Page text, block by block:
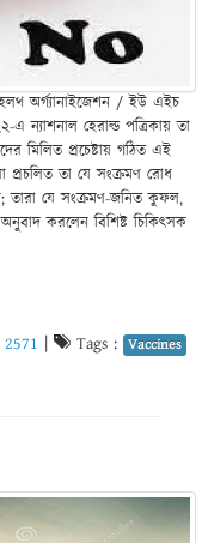
হেলথ অর্গ্যানাইজেশন / ইউ এইচ
ন্যাশনাল হেরাল্ড পত্রিকায় তা
মিলিত প্রচেষ্টায় গঠিত এই
প্রচলিত তা যে সংক্রমণ রোধ
যে সংক্রমণ-জনিত কুফল,
করলেন বিশিষ্ট চিকিৎসক
2571 Tags : Vaccines